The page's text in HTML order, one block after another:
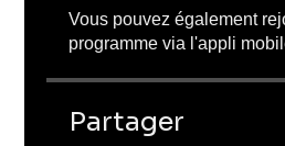
Vous pouvez également
programme via l'appli
Partager